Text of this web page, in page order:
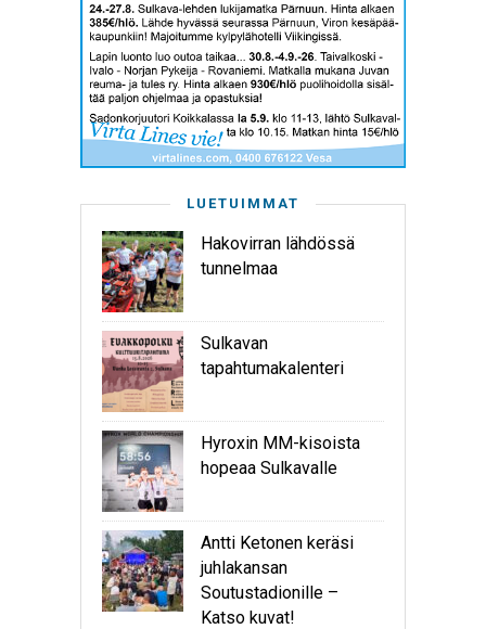
LUETUIMMAT
Hakovirran lähdössä
tunnelmaa
Sulkavan
tapahtumakalenteri
Hyroxin MM-kisoista
hopeaa Sulkavalle
Antti Ketonen keräsi
juhlakansan
Soutustadionille –
Katso kuvat!